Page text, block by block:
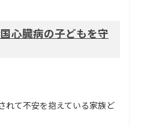
心臓病の子どもを守
れて不安を抱えている家族ど